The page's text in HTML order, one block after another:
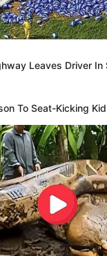
Leaves Driver In
To Seat-Kicking